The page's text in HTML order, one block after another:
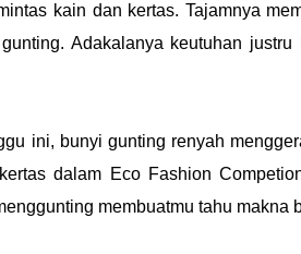
kain dan kertas. Tajamnya
Adakalanya keutuhan
ini, bunyi gunting renyah
dalam Eco Fashion
membuatmu tahu makna